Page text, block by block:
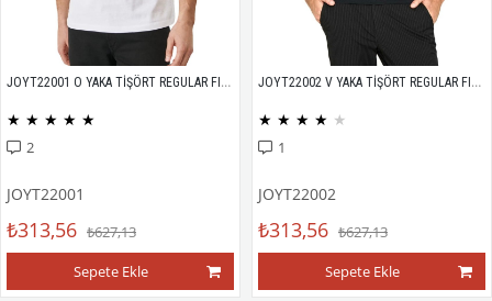
JOYT22001 O YAKA TİŞÖRT REGULAR FIT %100 PAMUK COMPACK PENYE
★ ★ ★ ★ ★
2
JOYT22001
₺313,56 ₺627,13
Sepete Ekle
JOYT22002 V YAKA TİŞÖRT REGULAR FIT %100 PAMUK COMPACK PENYE
★ ★ ★ ★ ★
1
JOYT22002
₺313,56 ₺627,13
Sepete Ekle